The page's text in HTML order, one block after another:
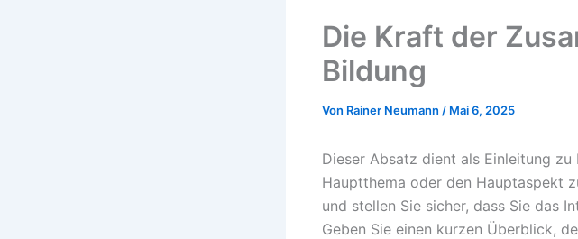
Die Kraft der
Bildung
Von Rainer Neumann / Mai 6, 2025
Dieser Absatz dient als Einleitung
Hauptthema oder den Hauptaspekt
und stellen Sie sicher, dass Sie das
Geben Sie einen kurzen Überblick,